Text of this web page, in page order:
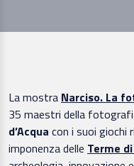
La mostra Narciso. La
35 maestri della
d’Acqua con i suoi giochi
imponenza delle Terme